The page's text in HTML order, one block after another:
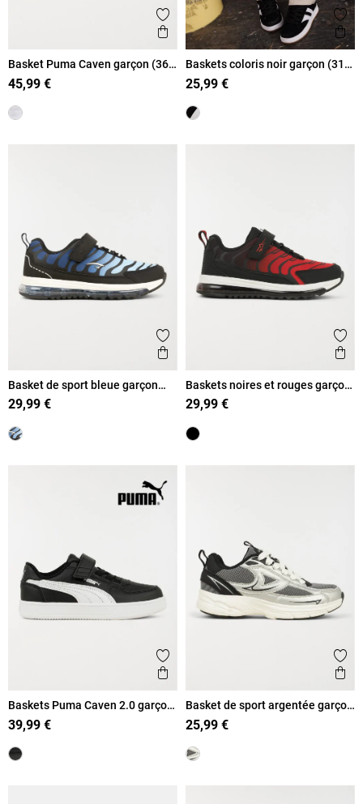
Ajouter aux favoris
Aperçu rapide
Basket Puma Caven garçon (36-
39)
45,99 €
Baskets coloris noir garçon (31-
39)
25,99 €
Ajouter aux favoris
Aperçu rapide
Basket de sport bleue garçon
(31-39)
29,99 €
Baskets noires et rouges garçon
(31-39)
29,99 €
Ajouter aux favoris
Aperçu rapide
Baskets Puma Caven 2.0 garçon
(28-35)
39,99 €
Basket de sport argentée garçon
(31-39)
25,99 €